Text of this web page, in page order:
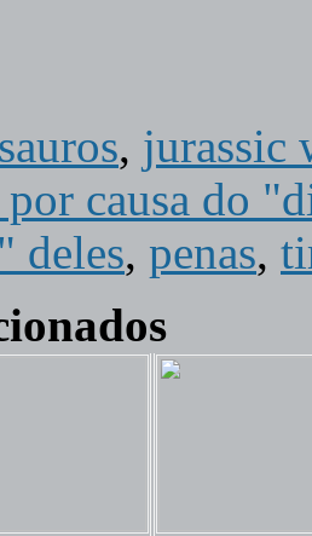
, jurassic
causa do
deles, penas,